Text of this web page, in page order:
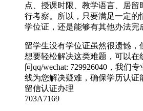
点、授课时限、教学语言、居
行考察。所以，只要满足一定的
学位证，还是能够有其他办法完
留学生没有学位证虽然很遗憾，
想要轻松解决这类难题，可以在
问qq/wechat: 729926040，我们
线为您解决疑难，确保学历认证
留信认证办理
703A7169